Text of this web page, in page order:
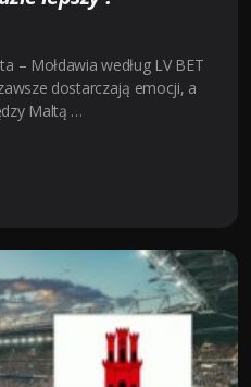
– Mołdawia według LV BET
dostarczają emocji, a
Maltą …